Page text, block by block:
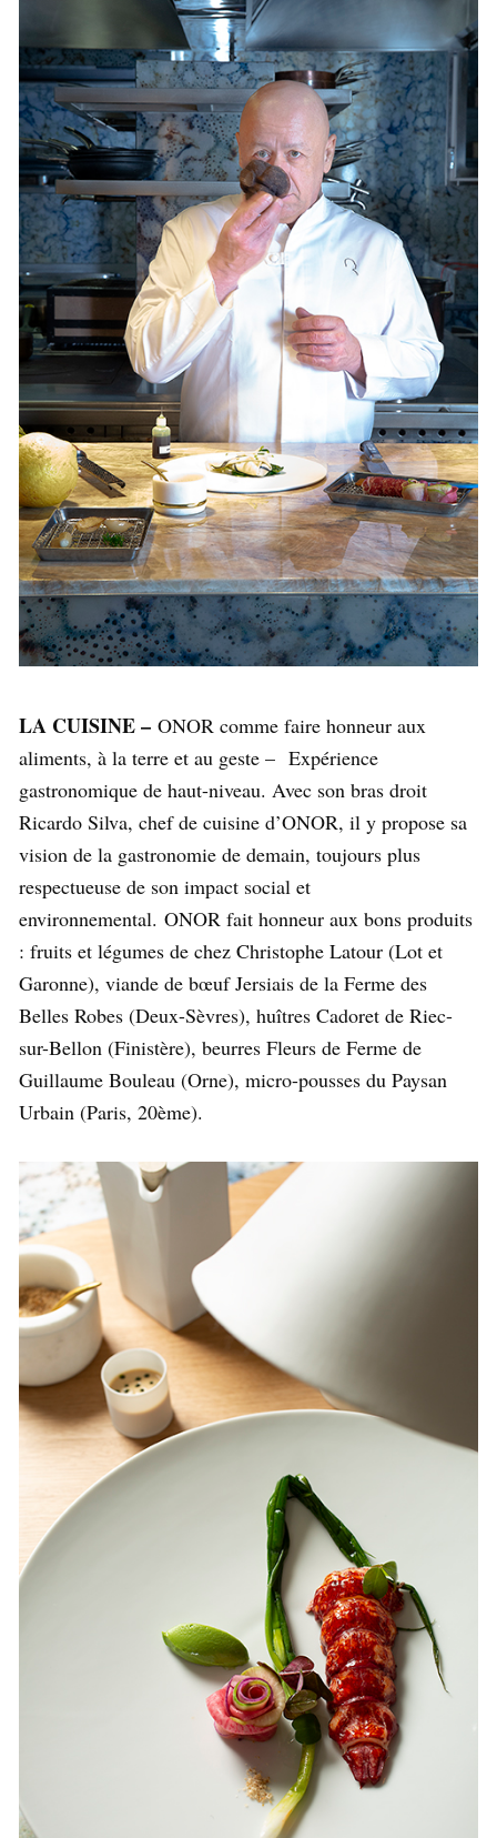
LA CUISINE – ONOR comme faire honneur aux
aliments, à la terre et au geste – Expérience
gastronomique de haut-niveau. Avec son bras droit
Ricardo Silva, chef de cuisine d’ONOR, il y propose sa
vision de la gastronomie de demain, toujours plus
respectueuse de son impact social et
environnemental. ONOR fait honneur aux bons produits
: fruits et légumes de chez Christophe Latour (Lot et
Garonne), viande de bœuf Jersiais de la Ferme des
Belles Robes (Deux-Sèvres), huîtres Cadoret de Riec-
sur-Bellon (Finistère), beurres Fleurs de Ferme de
Guillaume Bouleau (Orne), micro-pousses du Paysan
Urbain (Paris, 20ème).